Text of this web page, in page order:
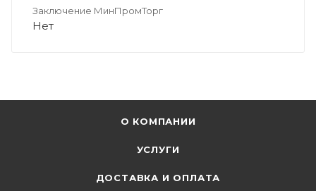
Заключение МинПромТорг
Нет
О КОМПАНИИ
УСЛУГИ
ДОСТАВКА И ОПЛАТА